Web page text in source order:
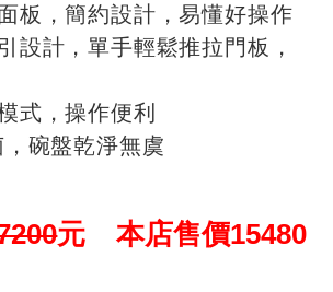
板，簡約設計，易懂好操作
設計，單手輕鬆推拉門板，
式，操作便利
碗盤乾淨無虞
元 本店售價15480